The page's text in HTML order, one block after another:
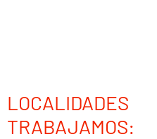
TRABAJAMOS: